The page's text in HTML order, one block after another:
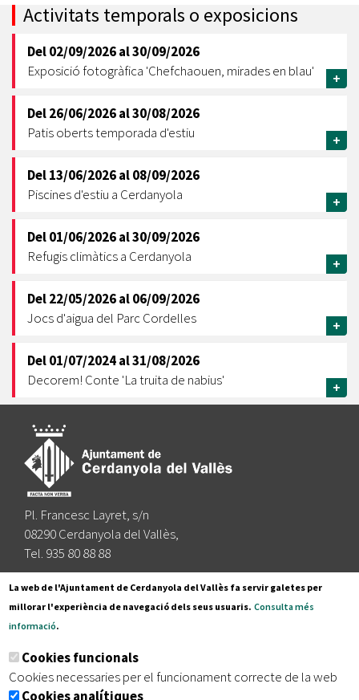
Activitats temporals o exposicions
Del02/09/2026al30/09/2026
Exposició fotogràfica 'Chefchaouen, mirades en blau'
+
Del26/06/2026al30/08/2026
Patis oberts temporada d'estiu
+
Del13/06/2026al08/09/2026
Piscines d'estiu a Cerdanyola
+
Del01/06/2026al30/09/2026
Refugis climàtics a Cerdanyola
+
Del22/05/2026al06/09/2026
Jocs d'aigua del Parc Cordelles
+
Del01/07/2024al31/08/2026
Decorem! Conte 'La truita de nabius'
+
Pl. Francesc Layret, s/n
08290 Cerdanyola del Vallès,
Tel. 935 80 88 88
Segueix-nos a:
Subscriu-te al nostre butlletí
La web de l'Ajuntament de Cerdanyola del Vallès fa servir galetes per
millorar l'experiència de navegació dels seus usuaris. Consulta més
informació.
Cookies funcionals
Cookies necessaries per el funcionament correcte de la web
Cookies analítiques